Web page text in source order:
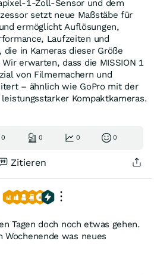
1-Zoll-Sensor und dem
setzt neue Maßstäbe für
ermöglicht Auflösungen,
Laufzeiten und
die in Kameras dieser Größe
erwarten, dass die MISSION 1
von Filmemachern und
– ähnlich wie GoPro mit der
Kompaktkameras.
0 0 0 0
Zitieren
Tagen doch noch etwas gehen.
Wochenende was neues